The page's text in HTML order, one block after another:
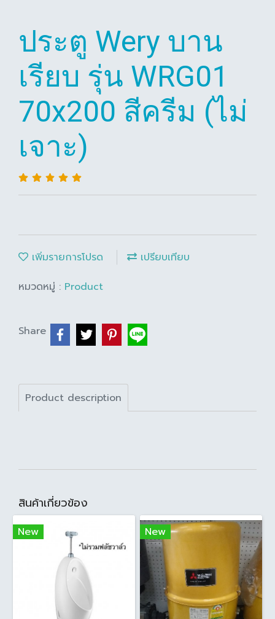
ประตู Wery บาน
เรียบ รุ่น WRG01
70x200 สีครีม (ไม่
เจาะ)
เพิ่มรายการโปรด
เปรียบเทียบ
หมวดหมู่ : Product
Share
Product description
สินค้าเกี่ยวข้อง
New New